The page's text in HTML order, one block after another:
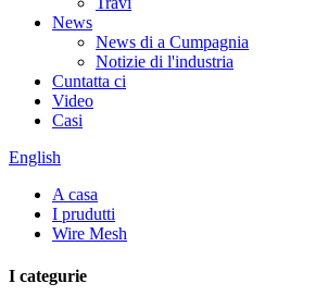
News
News di a Cumpagnia
Notizie di l'industria
Cuntatta ci
Video
Casi
English
A casa
I prudutti
Wire Mesh
I categurie